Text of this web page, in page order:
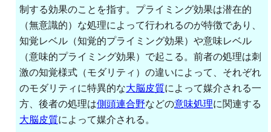
制する効果のことを指す。プライミング効果は潜在的
（無意識的）な処理によって行われるのが特徴であり、
知覚レベル（知覚的プライミング効果）や意味レベル
（意味的プライミング効果）で起こる。前者の処理は刺
激の知覚様式（モダリティ）の違いによって、それぞれ
のモダリティに特異的な大脳皮質によって媒介される一
方、後者の処理は側頭連合野などの意味処理に関連する
大脳皮質によって媒介される。